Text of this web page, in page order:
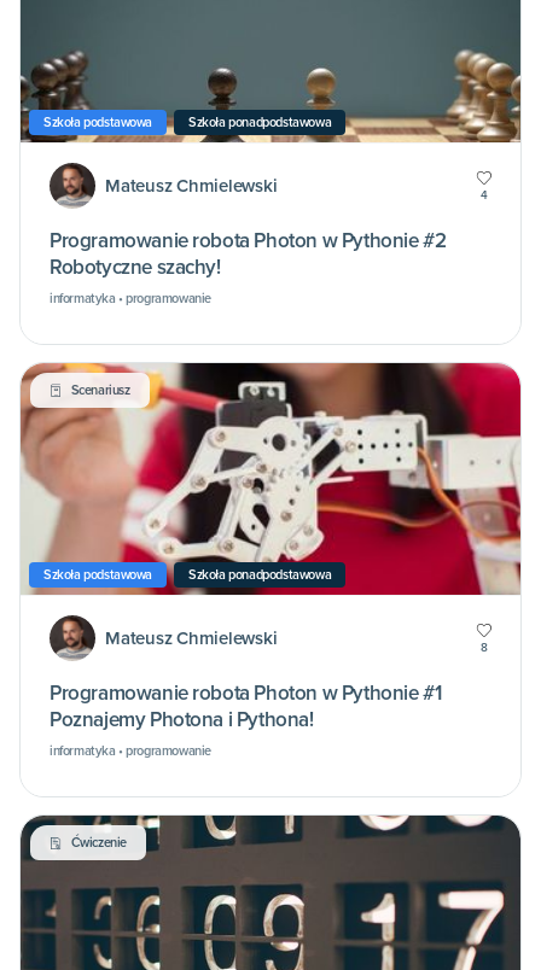
Szkoła podstawowa Szkoła ponadpodstawowa
Mateusz Chmielewski 4
Programowanie robota Photon w Pythonie #2
Robotyczne szachy!
informatyka • programowanie
Scenariusz
Szkoła podstawowa Szkoła ponadpodstawowa
Mateusz Chmielewski 8
Programowanie robota Photon w Pythonie #1
Poznajemy Photona i Pythona!
informatyka • programowanie
Ćwiczenie